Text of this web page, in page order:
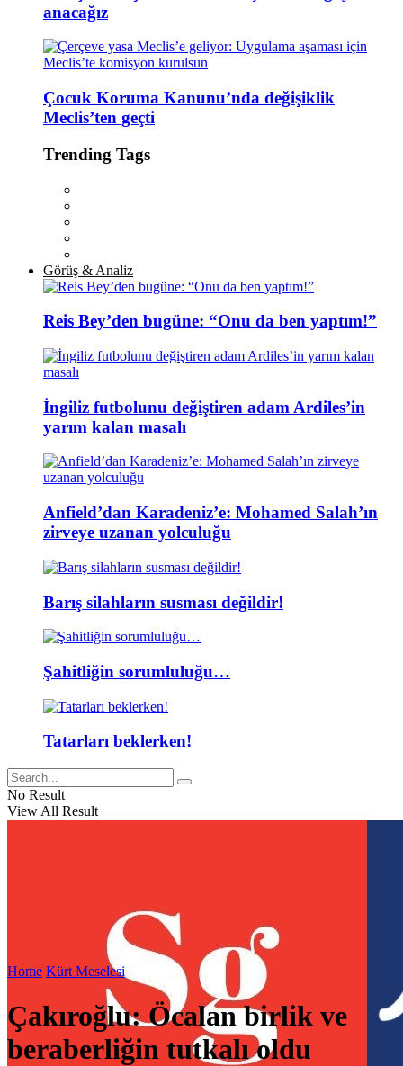
anacağız
Çocuk Koruma Kanunu’nda değişiklik
Meclis’ten geçti
Trending Tags
Görüş & Analiz
Reis Bey’den bugüne: “Onu da ben yaptım!”
İngiliz futbolunu değiştiren adam Ardiles’in
yarım kalan masalı
Anfield’dan Karadeniz’e: Mohamed Salah’ın
zirveye uzanan yolculuğu
Barış silahların susması değildir!
Şahitliğin sorumluluğu…
Tatarları beklerken!
No Result
View All Result
Home Kürt Meselesi
Çakıroğlu: Öcalan birlik ve
beraberliğin tutkalı oldu